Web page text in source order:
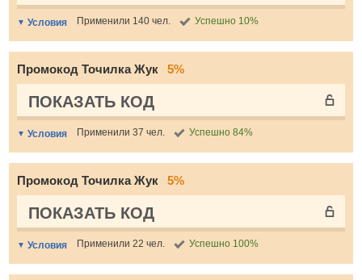
Условия Применили 140 чел. Успешно 10%
Промокод Точилка Жук 5%
ПОКАЗАТЬ КОД
Условия Применили 37 чел. Успешно 84%
Промокод Точилка Жук 5%
ПОКАЗАТЬ КОД
Условия Применили 22 чел. Успешно 100%